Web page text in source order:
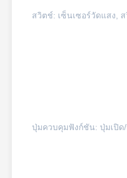
สวิตช์: เซ็นเซอร์วัดแสง,
ปุ่มควบคุมฟังก์ชัน: ปุ่มเปิด